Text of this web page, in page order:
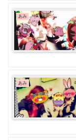
あみ
あみ